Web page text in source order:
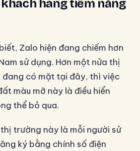
khách hàng tiềm năng
Zalo hiện đang chiếm hơn
sử dụng. Hơn một nửa thị
có mặt tại đây, thì việc
màu mỡ này là điều hiển
thể bỏ qua.
trường này là mỗi người sử
ký bằng chính số điện